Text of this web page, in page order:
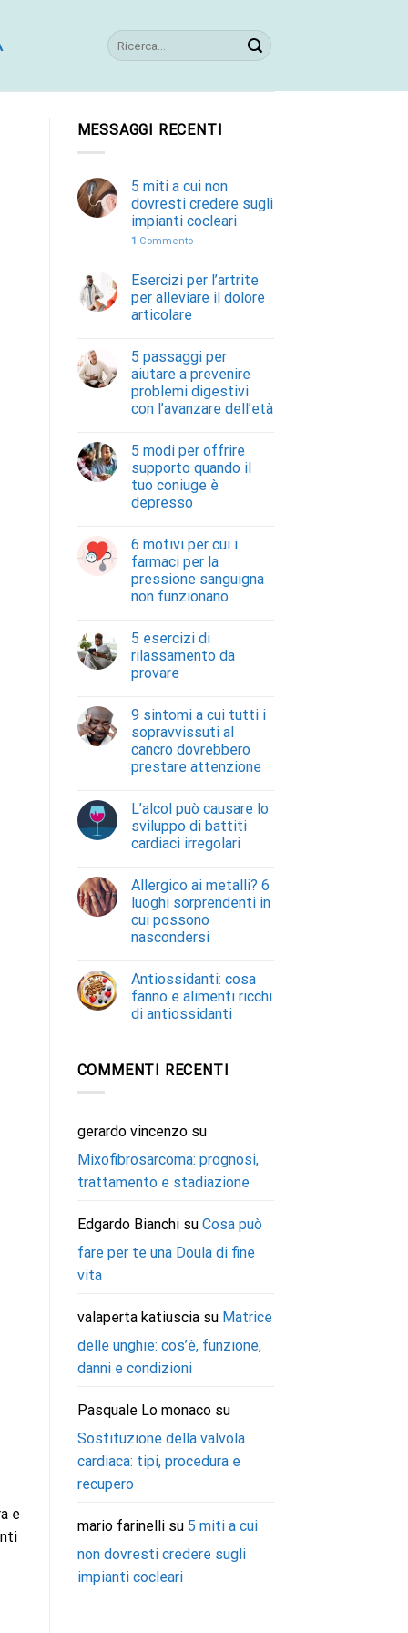
e
MESSAGGI RECENTI
5 miti a cui non
dovresti credere sugli
impianti cocleari
1 Commento
Esercizi per l’artrite
per alleviare il dolore
articolare
5 passaggi per
aiutare a prevenire
problemi digestivi
con l’avanzare dell’età
5 modi per offrire
supporto quando il
tuo coniuge è
depresso
6 motivi per cui i
farmaci per la
pressione sanguigna
non funzionano
5 esercizi di
rilassamento da
provare
9 sintomi a cui tutti i
sopravvissuti al
cancro dovrebbero
prestare attenzione
L’alcol può causare lo
sviluppo di battiti
cardiaci irregolari
Allergico ai metalli? 6
luoghi sorprendenti in
cui possono
nascondersi
Antiossidanti: cosa
fanno e alimenti ricchi
di antiossidanti
COMMENTI RECENTI
gerardo vincenzosu
Mixofibrosarcoma: prognosi,
trattamento e stadiazione
Edgardo Bianchisu Cosa può
fare per te una Doula di fine
vita
valaperta katiusciasu Matrice
delle unghie: cos’è, funzione,
danni e condizioni
Pasquale Lo monacosu
Sostituzione della valvola
cardiaca: tipi, procedura e
recupero
mario farinellisu 5 miti a cui
non dovresti credere sugli
impianti cocleari